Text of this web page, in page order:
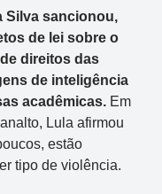
Silva sancionou,
de lei sobre o
direitos das
de inteligência
acadêmicas. Em
Lula afirmou
estão
tipo de violência.